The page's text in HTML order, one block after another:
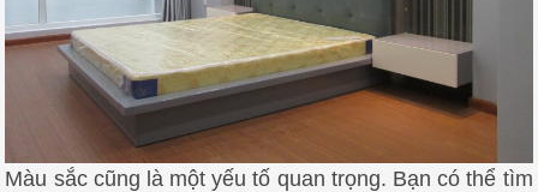
Màu sắc cũng là một yếu tố quan trọng. Bạn có thể tìm